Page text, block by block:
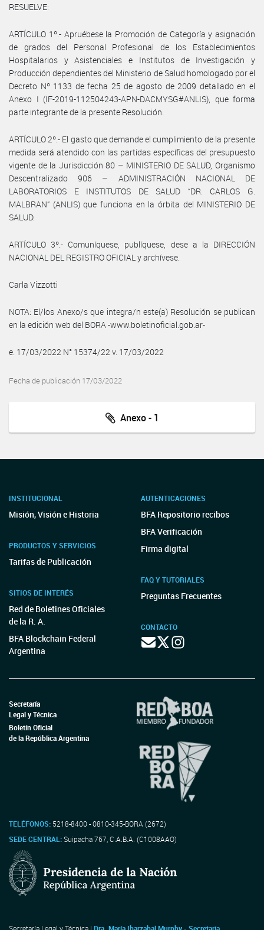
RESUELVE:
ARTÍCULO 1º.- Apruébese la Promoción de Categoría y asignación
de grados del Personal Profesional de los Establecimientos
Hospitalarios y Asistenciales e Institutos de Investigación y
Producción dependientes del Ministerio de Salud homologado por el
Decreto Nº 1133 de fecha 25 de agosto de 2009 detallado en el
Anexo I (IF-2019-112504243-APN-DACMYSG#ANLIS), que forma
parte integrante de la presente Resolución.
ARTÍCULO 2º.- El gasto que demande el cumplimiento de la presente
medida será atendido con las partidas específicas del presupuesto
vigente de la Jurisdicción 80 – MINISTERIO DE SALUD, Organismo
Descentralizado 906 – ADMINISTRACIÓN NACIONAL DE
LABORATORIOS E INSTITUTOS DE SALUD “DR. CARLOS G.
MALBRAN” (ANLIS) que funciona en la órbita del MINISTERIO DE
SALUD.
ARTÍCULO 3º.- Comuníquese, publíquese, dese a la DIRECCIÓN
NACIONAL DEL REGISTRO OFICIAL y archívese.
Carla Vizzotti
NOTA: El/los Anexo/s que integra/n este(a) Resolución se publican
en la edición web del BORA -www.boletinoficial.gob.ar-
e. 17/03/2022 N° 15374/22 v. 17/03/2022
Fecha de publicación 17/03/2022
Anexo - 1
INSTITUCIONAL
Misión, Visión e Historia
PRODUCTOS Y SERVICIOS
Tarifas de Publicación
SITIOS DE INTERÉS
Red de Boletines Oficiales
de la R. A.
BFA Blockchain Federal
Argentina
AUTENTICACIONES
BFA Repositorio recibos
BFA Verificación
Firma digital
FAQ Y TUTORIALES
Preguntas Frecuentes
CONTACTO
Secretaría
Legal y Técnica
Boletín Oficial
de la República Argentina
TELÉFONOS: 5218-8400 - 0810-345-BORA (2672)
SEDE CENTRAL:Suipacha 767, C.A.B.A. (C1008AAO)